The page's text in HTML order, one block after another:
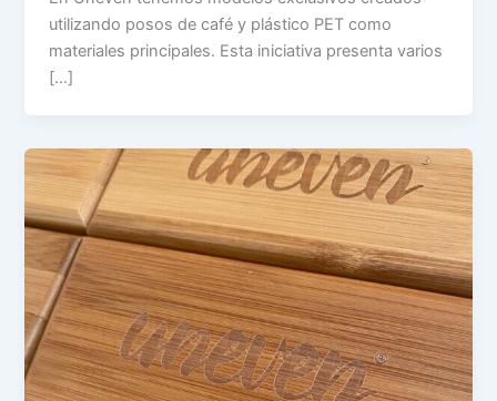
utilizando posos de café y plástico PET como
materiales principales. Esta iniciativa presenta varios
[…]